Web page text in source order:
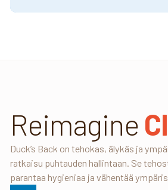
Reimagine
Duck’s Back on tehokas, älykäs ja
ratkaisu puhtauden hallintaan. Se
parantaa hygieniaa ja vähentää